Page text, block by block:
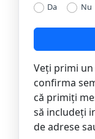
Da Nu
Veți primi
confirma
că primiți
să includeți
de adrese